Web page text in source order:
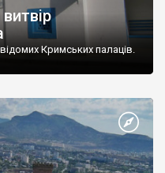
Кримських палаців.